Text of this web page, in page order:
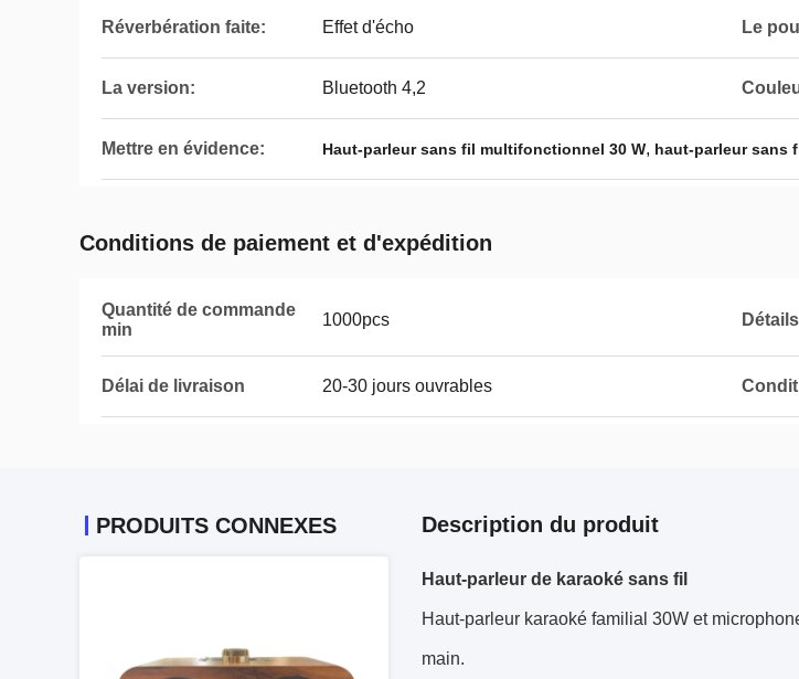
Réverbération faite: Effet d'écho Le
La version: Bluetooth 4,2
Mettre en évidence: Haut-parleur sans fil multifonctionnel 30 W, haut-parleur sans
Conditions de paiement et d'expédition
Quantité de commande
min
1000pcs
Délai de livraison 20-30 jours ouvrables
PRODUITS CONNEXES Description du produit
Haut-parleur de karaoké sans fil
Haut-parleur karaoké familial 30W et
main.